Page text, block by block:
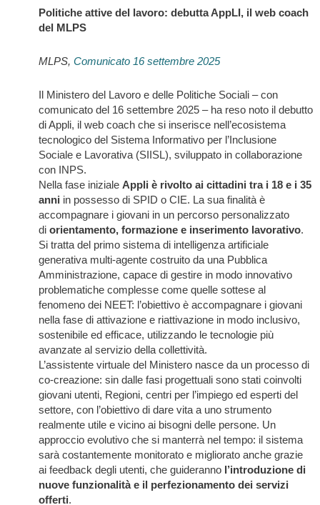
Politiche attive del lavoro: debutta AppLI, il web coach
del MLPS
MLPS, Comunicato 16 settembre 2025
Il Ministero del Lavoro e delle Politiche Sociali – con
comunicato del 16 settembre 2025 – ha reso noto il debutto
di Appli, il web coach che si inserisce nell’ecosistema
tecnologico del Sistema Informativo per l’Inclusione
Sociale e Lavorativa (SIISL), sviluppato in collaborazione
con INPS.
Nella fase iniziale Appli è rivolto ai cittadini tra i 18 e i 35
anni in possesso di SPID o CIE. La sua finalità è
accompagnare i giovani in un percorso personalizzato
di orientamento, formazione e inserimento lavorativo.
Si tratta del primo sistema di intelligenza artificiale
generativa multi-agente costruito da una Pubblica
Amministrazione, capace di gestire in modo innovativo
problematiche complesse come quelle sottese al
fenomeno dei NEET: l’obiettivo è accompagnare i giovani
nella fase di attivazione e riattivazione in modo inclusivo,
sostenibile ed efficace, utilizzando le tecnologie più
avanzate al servizio della collettività.
L’assistente virtuale del Ministero nasce da un processo di
co-creazione: sin dalle fasi progettuali sono stati coinvolti
giovani utenti, Regioni, centri per l’impiego ed esperti del
settore, con l’obiettivo di dare vita a uno strumento
realmente utile e vicino ai bisogni delle persone. Un
approccio evolutivo che si manterrà nel tempo: il sistema
sarà costantemente monitorato e migliorato anche grazie
ai feedback degli utenti, che guideranno l’introduzione di
nuove funzionalità e il perfezionamento dei servizi
offerti.